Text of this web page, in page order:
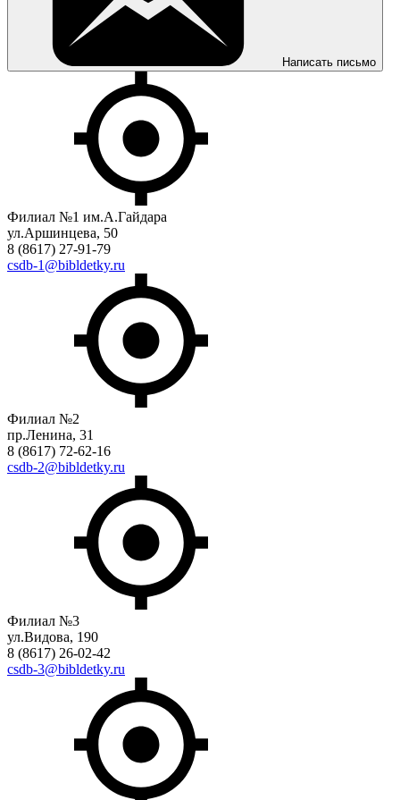
Написать письмо
Филиал №1 им.А.Гайдара
ул.Аршинцева, 50
8 (8617) 27-91-79
csdb-1@bibldetky.ru
Филиал №2
пр.Ленина, 31
8 (8617) 72-62-16
csdb-2@bibldetky.ru
Филиал №3
ул.Видова, 190
8 (8617) 26-02-42
csdb-3@bibldetky.ru